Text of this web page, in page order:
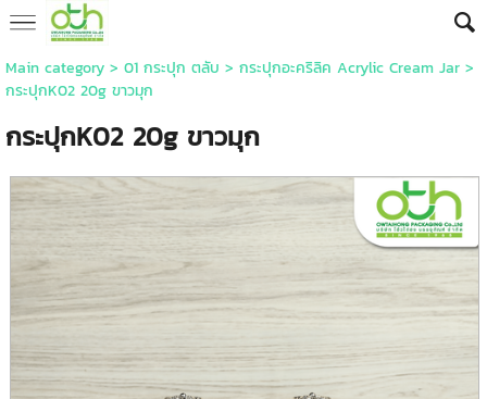
Main category> 01 กระปุก ตลับ > กระปุกอะคริลิค Acrylic Cream Jar>
กระปุกK02 20g ขาวมุก
กระปุกK02 20g ขาวมุก